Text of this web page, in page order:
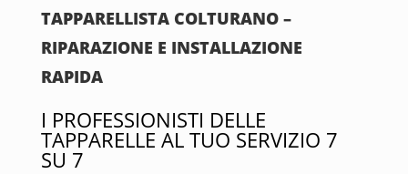
TAPPARELLISTA COLTURANO –
RIPARAZIONE E INSTALLAZIONE
RAPIDA
I PROFESSIONISTI DELLE
TAPPARELLE AL TUO SERVIZIO 7
SU 7